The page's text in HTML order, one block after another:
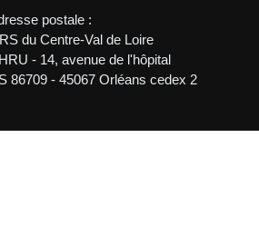
postale :
du Centre-Val de Loire
- 14, avenue de l'hôpital
86709 - 45067 Orléans cedex 2